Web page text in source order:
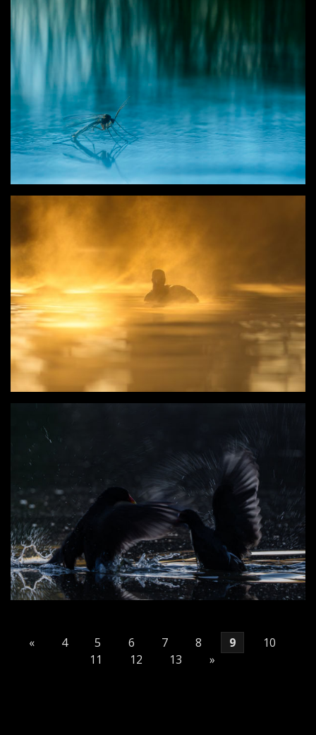
« 4 5 6 7 8 9
10
11
12 13 »